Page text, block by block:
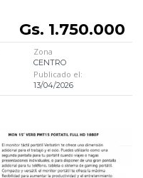
Gs. 1.750.000
Zona
CENTRO
Publicado el:
13/04/2026